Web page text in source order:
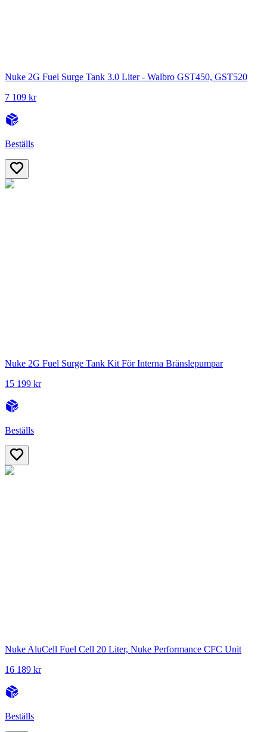
Nuke 2G Fuel Surge Tank 3.0 Liter - Walbro GST450, GST520
7 109 kr
Beställs
Nuke 2G Fuel Surge Tank Kit För Interna Bränslepumpar
15 199 kr
Beställs
Nuke AluCell Fuel Cell 20 Liter, Nuke Performance CFC Unit
16 189 kr
Beställs